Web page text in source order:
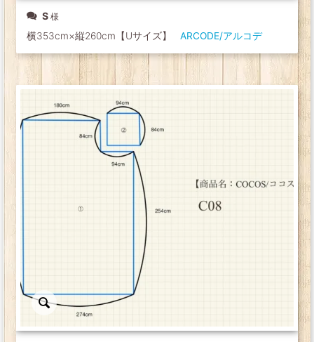
S
横353cm×縦260cm【Uサイズ】 ARCODE/アルコデ